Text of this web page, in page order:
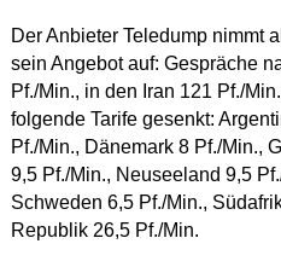
Der Anbieter Teledump nimmt
sein Angebot auf: Gespräche
Pf./Min., in den Iran 121 Pf./
folgende Tarife gesenkt:
Pf./Min., Dänemark 8 Pf./Min.,
9,5 Pf./Min., Neuseeland 9,5
Schweden 6,5 Pf./Min.,
Republik 26,5 Pf./Min.